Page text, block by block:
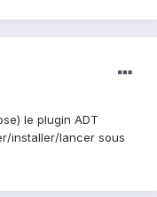
le plugin ADT
installer/lancer sous